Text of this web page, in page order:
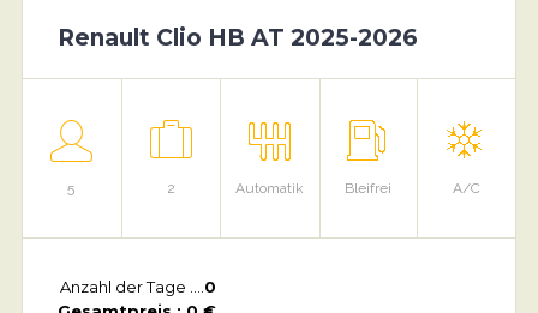
Renault Clio HB AT 2025-2026
5 2 Automatik Bleifrei A/C
Anzahl der Tage ....0